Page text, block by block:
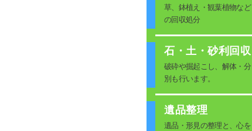
草、鉢植え・観葉植物など
の回収処分
石・土・砂利回収
破砕や掘起こし、解体・分
別も行います。
遺品整理
遺品・形見の整理と、心を